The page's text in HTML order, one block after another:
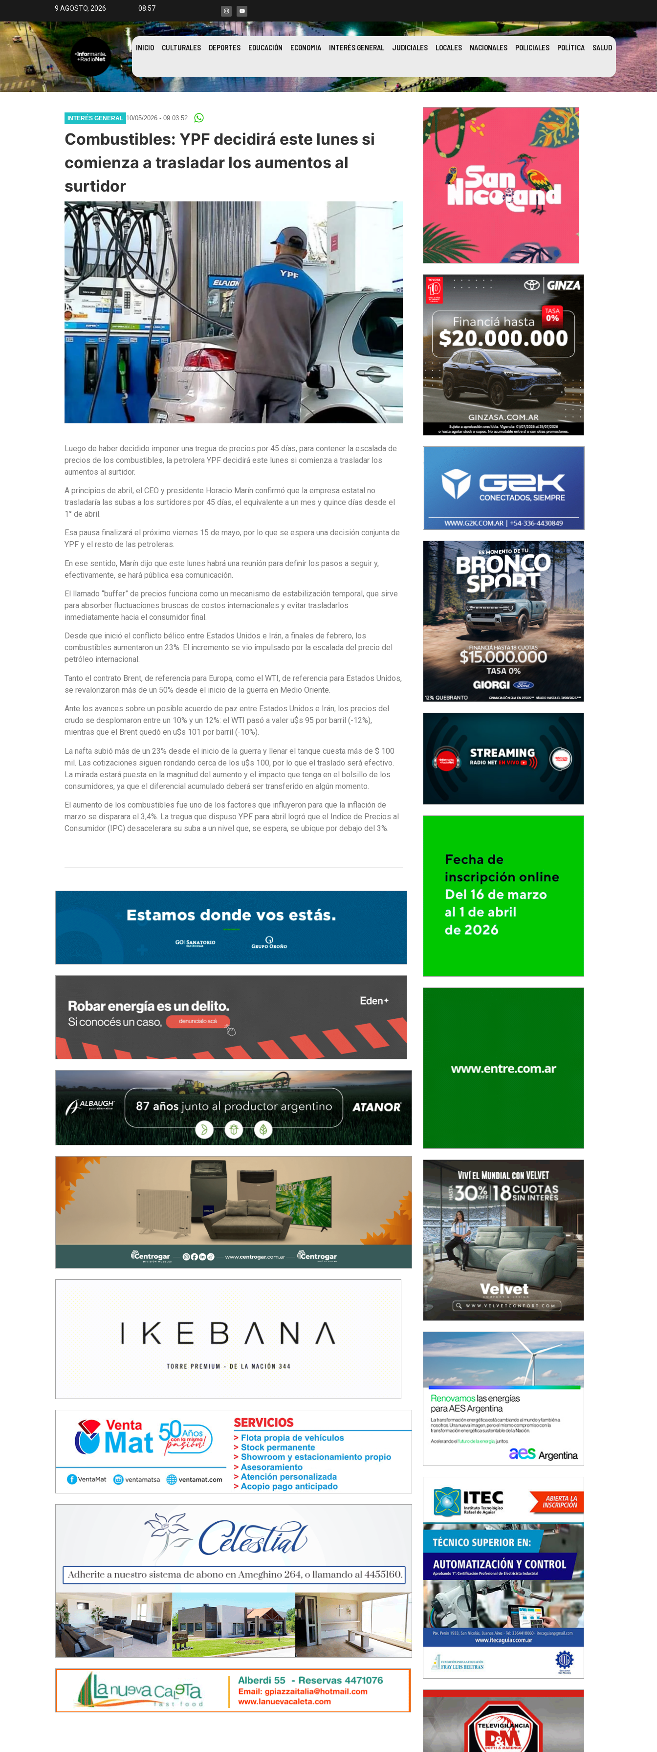
9 AGOSTO, 2026 08:57
INICIO CULTURALES DEPORTES EDUCACIÓN ECONOMIA INTERÉS GENERAL JUDICIALES LOCALES NACIONALES POLICIALES POLÍTICA SALUD
INTERÉS GENERAL 10/05/2026 - 09:03:52
Combustibles: YPF decidirá este lunes si
comienza a trasladar los aumentos al
surtidor
Luego de haber decidido imponer una tregua de precios por 45 días, para contener la escalada de
precios de los combustibles, la petrolera YPF decidirá este lunes si comienza a trasladar los
aumentos al surtidor.
A principios de abril, el CEO y presidente Horacio Marín confirmó que la empresa estatal no
trasladaría las subas a los surtidores por 45 días, el equivalente a un mes y quince días desde el
1° de abril.
Esa pausa finalizará el próximo viernes 15 de mayo, por lo que se espera una decisión conjunta de
YPF y el resto de las petroleras.
En ese sentido, Marín dijo que este lunes habrá una reunión para definir los pasos a seguir y,
efectivamente, se hará pública esa comunicación.
El llamado “buffer” de precios funciona como un mecanismo de estabilización temporal, que sirve
para absorber fluctuaciones bruscas de costos internacionales y evitar trasladarlos
inmediatamente hacia el consumidor final.
Desde que inició el conflicto bélico entre Estados Unidos e Irán, a finales de febrero, los
combustibles aumentaron un 23%. El incremento se vio impulsado por la escalada del precio del
petróleo internacional.
Tanto el contrato Brent, de referencia para Europa, como el WTI, de referencia para Estados Unidos,
se revalorizaron más de un 50% desde el inicio de la guerra en Medio Oriente.
Ante los avances sobre un posible acuerdo de paz entre Estados Unidos e Irán, los precios del
crudo se desplomaron entre un 10% y un 12%: el WTI pasó a valer u$s 95 por barril (-12%),
mientras que el Brent quedó en u$s 101 por barril (-10%).
La nafta subió más de un 23% desde el inicio de la guerra y llenar el tanque cuesta más de $ 100
mil. Las cotizaciones siguen rondando cerca de los u$s 100, por lo que el traslado será efectivo.
La mirada estará puesta en la magnitud del aumento y el impacto que tenga en el bolsillo de los
consumidores, ya que el diferencial acumulado deberá ser transferido en algún momento.
El aumento de los combustibles fue uno de los factores que influyeron para que la inflación de
marzo se disparara el 3,4%. La tregua que dispuso YPF para abril logró que el Indice de Precios al
Consumidor (IPC) desacelerara su suba a un nivel que, se espera, se ubique por debajo del 3%.